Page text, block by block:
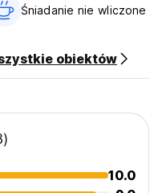
Śniadanie nie wliczone
obiektów
10.0